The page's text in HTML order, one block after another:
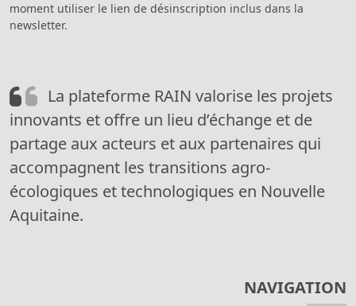
moment utiliser le lien de désinscription inclus dans la
newsletter.
La plateforme RAIN valorise les projets
innovants et offre un lieu d’échange et de
partage aux acteurs et aux partenaires qui
accompagnent les transitions agro-
écologiques et technologiques en Nouvelle
Aquitaine.
NAVIGATION